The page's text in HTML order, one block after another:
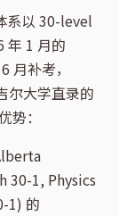
系以 30-level
年 1 月的
月补考，
尔大学直录的
势：
30-1, Physics
1) 的